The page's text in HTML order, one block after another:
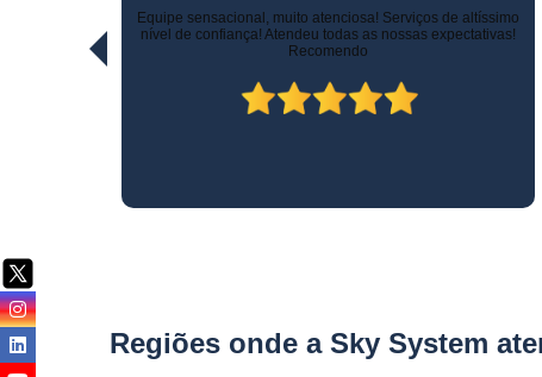
Quando comprei fui muito bem atendido na hora da venda e
pelo suporte! Não demoraram para marcar a instalação e o
técnico tomou todo cuidado com meu carro. Estou trocando de
veículo e vou instalar no outro! Recomendo!
Regiões onde a Sky System